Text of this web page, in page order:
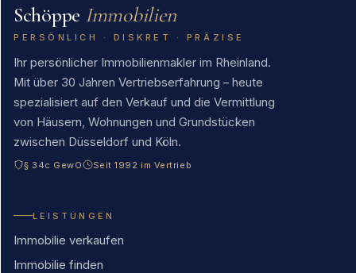
Schöppe Immobilien
PERSÖNLICH · DISKRET · PRÄZISE
Ihr persönlicher Immobilienmakler im Rheinland.
Mit über 30 Jahren Vertriebserfahrung – heute
spezialisiert auf den Verkauf und die Vermittlung
von Häusern, Wohnungen und Grundstücken
zwischen Düsseldorf und Köln.
§ 34c GewO Seit 1992 im Vertrieb
LEISTUNGEN
Immobilie verkaufen
Immobilie finden